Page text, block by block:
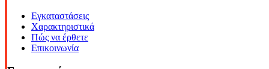
Εγκαταστάσεις
Χαρακτηριστικά
Πώς να έρθετε
Επικοινωνία